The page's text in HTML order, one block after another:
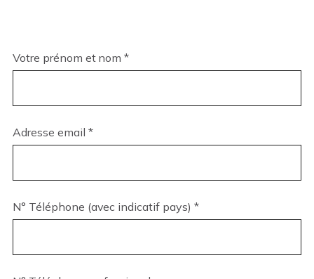
Votre prénom et nom *
Adresse email *
N° Téléphone (avec indicatif pays) *